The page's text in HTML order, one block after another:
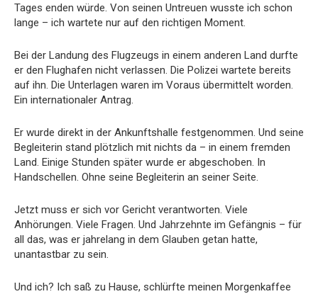
Tages enden würde. Von seinen Untreuen wusste ich schon
lange – ich wartete nur auf den richtigen Moment.
Bei der Landung des Flugzeugs in einem anderen Land durfte
er den Flughafen nicht verlassen. Die Polizei wartete bereits
auf ihn. Die Unterlagen waren im Voraus übermittelt worden.
Ein internationaler Antrag.
Er wurde direkt in der Ankunftshalle festgenommen. Und seine
Begleiterin stand plötzlich mit nichts da – in einem fremden
Land. Einige Stunden später wurde er abgeschoben. In
Handschellen. Ohne seine Begleiterin an seiner Seite.
Jetzt muss er sich vor Gericht verantworten. Viele
Anhörungen. Viele Fragen. Und Jahrzehnte im Gefängnis – für
all das, was er jahrelang in dem Glauben getan hatte,
unantastbar zu sein.
Und ich? Ich saß zu Hause, schlürfte meinen Morgenkaffee